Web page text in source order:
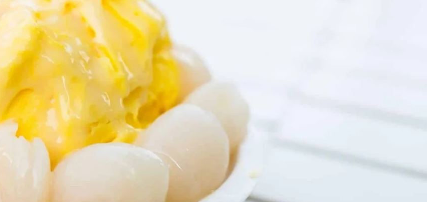
leite de coco
(ou o leite de coco) e por último o gengibre. Bata tudo no liquidificador
por 8 horas ou até congelar. Você também pode congelar em formas de